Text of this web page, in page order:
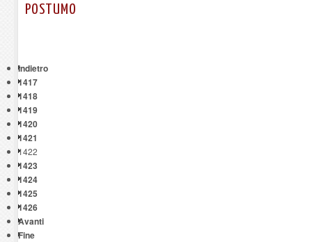
POSTUMO
Indietro
1417
1418
1419
1420
1421
1422
1423
1424
1425
1426
Avanti
Fine